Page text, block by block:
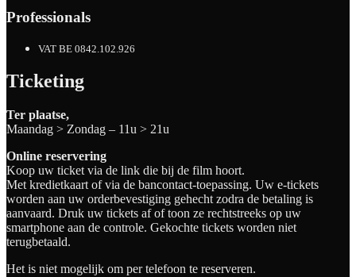
Professionals
VAT BE 0842.102.926
Ticketing
Ter plaatse,
Maandag > Zondag – 11u > 21u
Online reservering
Koop uw ticket via de link die bij de film hoort.
Met kredietkaart of via de bancontact-toepassing. Uw e-tickets
worden aan uw orderbevestiging gehecht zodra de betaling is
aanvaard. Druk uw tickets af of toon ze rechtstreeks op uw
smartphone aan de controle. Gekochte tickets worden niet
terugbetaald.
Het is niet mogelijk om per telefoon te reserveren.